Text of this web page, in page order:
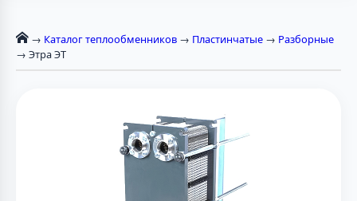
→ Каталог теплообменников → Пластинчатые → Разборные
→ Этра ЭТ